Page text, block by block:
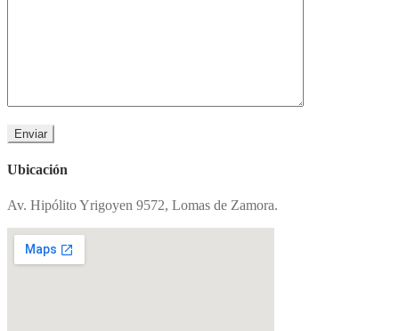
Ubicación
Av. Hipólito Yrigoyen 9572, Lomas de Zamora.